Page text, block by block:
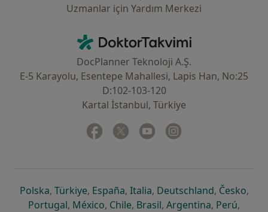
Uzmanlar için Yardım Merkezi
DoktorTakvimi - Ana Sayfa
DocPlanner Teknoloji A.Ş.
E-5 Karayolu, Esentepe Mahallesi, Lapis Han, No:25
D:102-103-120
Kartal İstanbul, Türkiye
Facebook
yeni bir sekmede açılır
Twitter
yeni bir sekmede açılır
Youtube
yeni bir sekmede açılır
Polskayeni bir sekmede açılır
, Türkiyeyeni bir sekmede açılır
, Españayeni bir sekmede açılır
, Italiayeni bir sekmede açılır
, Deutschlandyeni bir
, Českoyeni
,
Portugalyeni bir sekmede açılır
, Méxicoyeni bir sekmede açılır
, Chileyeni bir sekmede açılır
, Brasilyeni bir sekmede açılır
, Argentinayeni bir
, Perúyeni
,